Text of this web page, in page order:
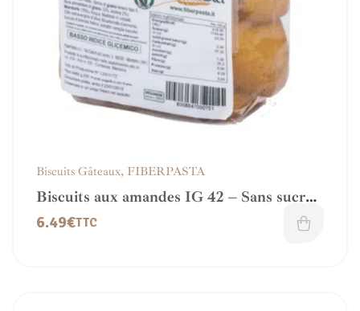
Biscuits Gâteaux, FIBERPASTA
Biscuits aux amandes IG 42 – Sans sucre
ajouté et Vegan
6.49€TTC